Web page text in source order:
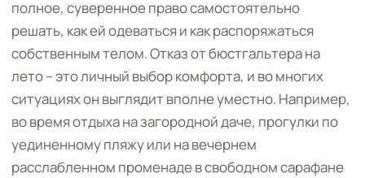
полное, суверенное право самостоятельно
решать, как ей одеваться и как распоряжаться
собственным телом. Отказ от бюстгальтера на
лето – это личный выбор комфорта, и во многих
ситуациях он выглядит вполне уместно. Например,
во время отдыха на загородной даче, прогулки по
уединенному пляжу или на вечернем
расслабленном променаде в свободном сарафане